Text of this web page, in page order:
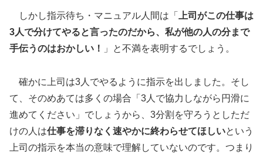
しかし指示待ち・マニュアル人間は「
上司がこの仕事は
3人で分けてやると言ったのだから、私が他の人の分まで
手伝うのはおかしい！
」と不満を表明するでしょう。
確かに上司は3人でやるように指示を出しました。そし
て、そのめあては多くの場合「3人で協力しながら円滑に
進めてください」でしょうから、3分割を守ろうとしただ
けの人は仕事を滞りなく速やかに終わらせてほしいという
上司の指示を本当の意味で理解していないのです。つまり